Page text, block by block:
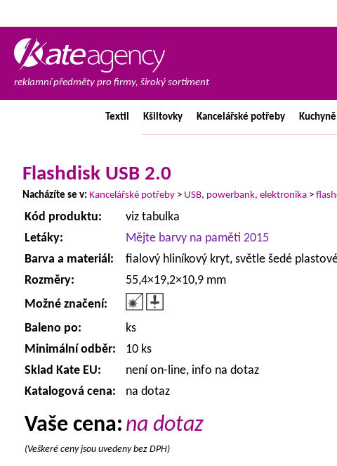
reklamní předměty pro firmy, široký sortiment
Textil Kšiltovky Kancelářské potřeby Kuchyně
Flashdisk USB 2.0
Nacházíte se v: Kancelářské potřeby > USB, powerbank, elektronika >
Kód produktu:
viz tabulka
Letáky:
Mějte barvy na paměti 2015
Barva a materiál:
fialový hliníkový kryt, světle šedé
Rozměry:
55,4×19,2×10,9 mm
Možné značení:
Baleno po:
ks
Minimální odběr:
10 ks
Sklad Kate EU:
není on-line, info na dotaz
Katalogová cena:
na dotaz
Vaše cena: na dotaz
(Veškeré ceny jsou uvedeny bez DPH)